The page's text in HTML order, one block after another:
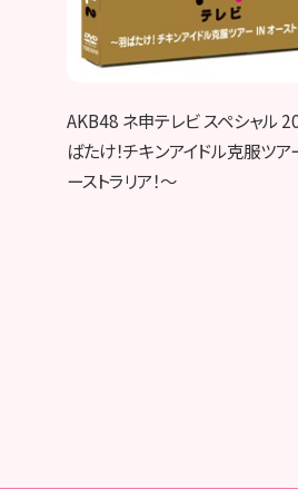
AKB48 ネ申テレビ スペシャル
ばたけ！チキンアイドル克服ツ
ーストラリア！～